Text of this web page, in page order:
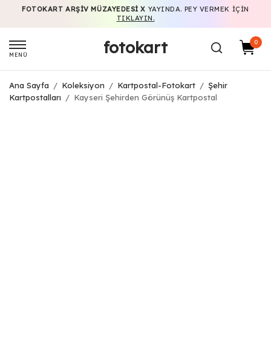
FOTOKART ARŞIV MÜZAYEDESI X YAYINDA. PEY VERMEK IÇIN
TIKLAYIN.
MENÜ fotokart 0
Ana Sayfa / Koleksiyon / Kartpostal-Fotokart / Şehir
Kartpostalları
/ Kayseri Şehirden Görünüş Kartpostal